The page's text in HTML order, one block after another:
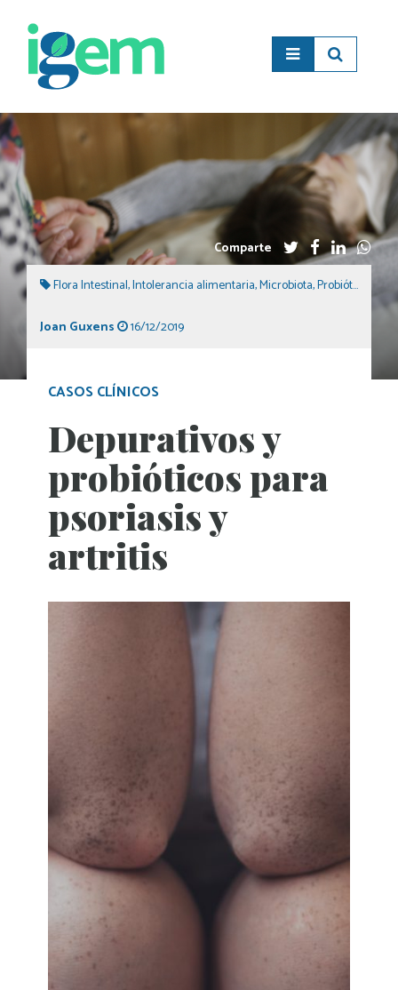
Comparte
Flora Intestinal,Intolerancia alimentaria,Microbiota,Probióticos ,
Joan Guxens 16/12/2019
CASOS CLÍNICOS
Depurativos y
probióticos para
psoriasis y
artritis